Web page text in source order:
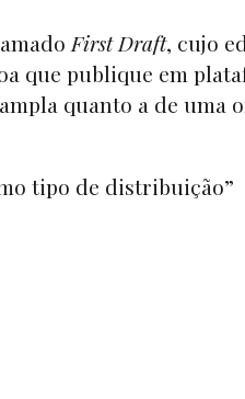
First Draft, cujo
que publique em
quanto a de uma
tipo de